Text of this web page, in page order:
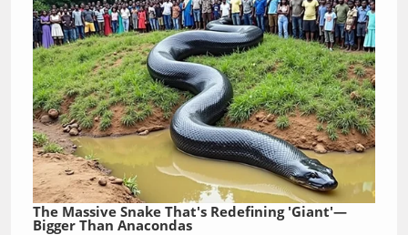
The Massive Snake That's Redefining 'Giant'—
Bigger Than Anacondas